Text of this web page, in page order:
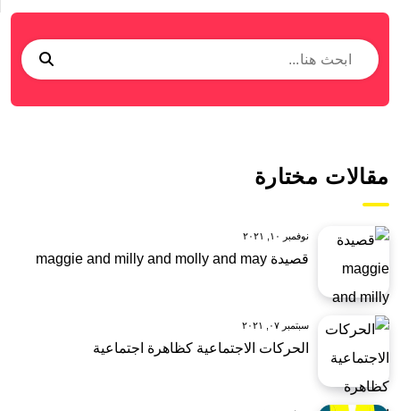
مقالات مختارة
نوفمبر ١٠, ٢٠٢١
قصيدة maggie and milly and molly and may
سبتمبر ٠٧, ٢٠٢١
الحركات الاجتماعية كظاهرة اجتماعية